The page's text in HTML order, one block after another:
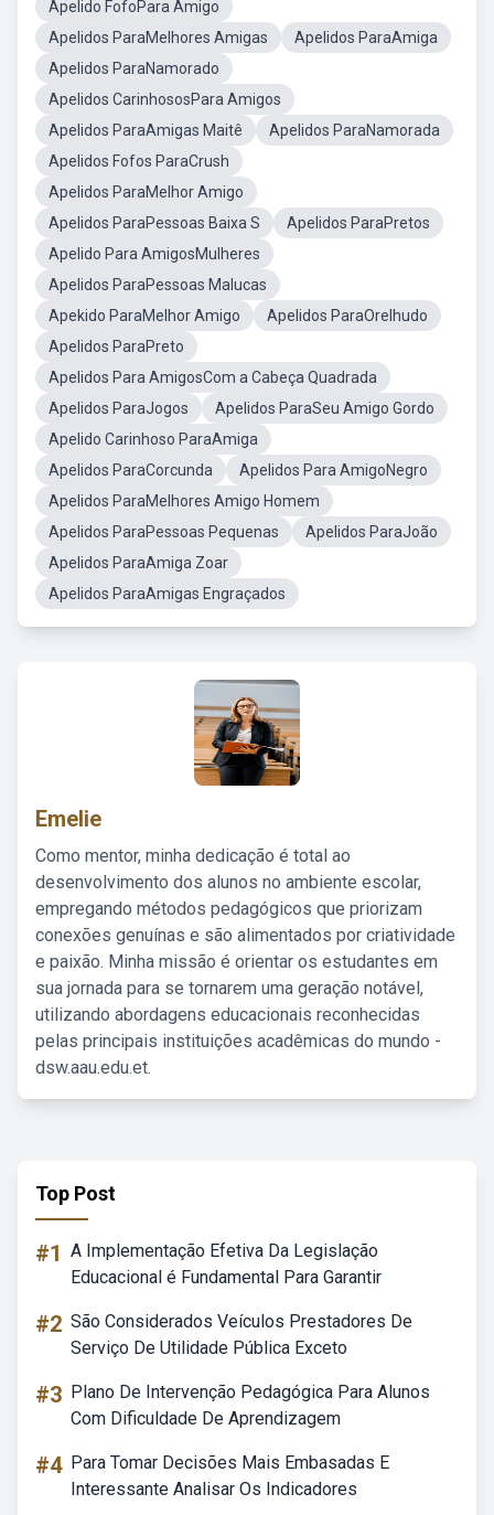
Apelido FofoPara Amigo
Apelidos ParaMelhores Amigas
Apelidos ParaAmiga
Apelidos ParaNamorado
Apelidos CarinhososPara Amigos
Apelidos ParaAmigas Maitê
Apelidos ParaNamorada
Apelidos Fofos ParaCrush
Apelidos ParaMelhor Amigo
Apelidos ParaPessoas Baixa S
Apelidos ParaPretos
Apelido Para AmigosMulheres
Apelidos ParaPessoas Malucas
Apekido ParaMelhor Amigo
Apelidos ParaOrelhudo
Apelidos ParaPreto
Apelidos Para AmigosCom a Cabeça Quadrada
Apelidos ParaJogos
Apelidos ParaSeu Amigo Gordo
Apelido Carinhoso ParaAmiga
Apelidos ParaCorcunda
Apelidos Para AmigoNegro
Apelidos ParaMelhores Amigo Homem
Apelidos ParaPessoas Pequenas
Apelidos ParaJoão
Apelidos ParaAmiga Zoar
Apelidos ParaAmigas Engraçados
Emelie
Como mentor, minha dedicação é total ao
desenvolvimento dos alunos no ambiente escolar,
empregando métodos pedagógicos que priorizam
conexões genuínas e são alimentados por criatividade
e paixão. Minha missão é orientar os estudantes em
sua jornada para se tornarem uma geração notável,
utilizando abordagens educacionais reconhecidas
pelas principais instituições acadêmicas do mundo -
dsw.aau.edu.et.
Top Post
#1 A Implementação Efetiva Da Legislação
Educacional é Fundamental Para Garantir
#2 São Considerados Veículos Prestadores De
Serviço De Utilidade Pública Exceto
#3 Plano De Intervenção Pedagógica Para Alunos
Com Dificuldade De Aprendizagem
#4 Para Tomar Decisões Mais Embasadas E
Interessante Analisar Os Indicadores